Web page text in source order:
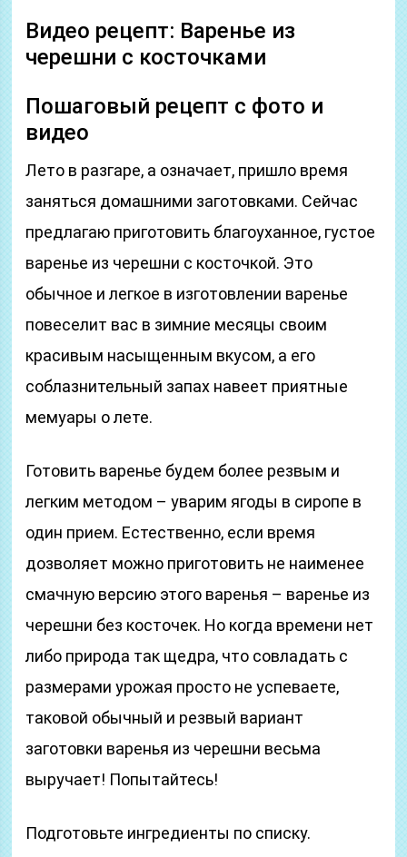
Видео рецепт: Варенье из
черешни с косточками
Пошаговый рецепт с фото и
видео
Лето в разгаре, а означает, пришло время
заняться домашними заготовками. Сейчас
предлагаю приготовить благоуханное, густое
варенье из черешни с косточкой. Это
обычное и легкое в изготовлении варенье
повеселит вас в зимние месяцы своим
красивым насыщенным вкусом, а его
соблазнительный запах навеет приятные
мемуары о лете.
Готовить варенье будем более резвым и
легким методом – уварим ягоды в сиропе в
один прием. Естественно, если время
дозволяет можно приготовить не наименее
смачную версию этого варенья – варенье из
черешни без косточек. Но когда времени нет
либо природа так щедра, что совладать с
размерами урожая просто не успеваете,
таковой обычный и резвый вариант
заготовки варенья из черешни весьма
выручает! Попытайтесь!
Подготовьте ингредиенты по списку.